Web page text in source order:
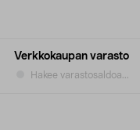
Verkkokaupan varasto
Hakee varastosaldoa...